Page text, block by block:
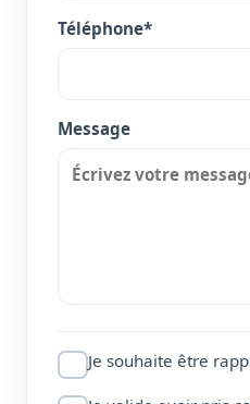
Téléphone*
Message
Je souhaite être